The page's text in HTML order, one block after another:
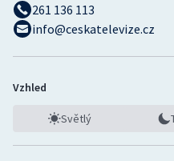
261 136 113
info@ceskatelevize.cz
Vzhled
Světlý